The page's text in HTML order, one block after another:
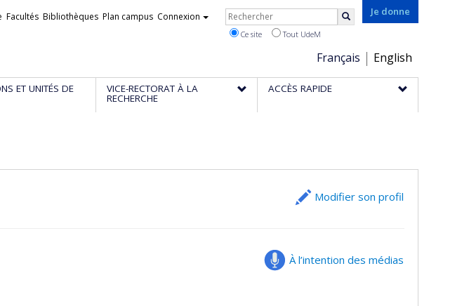
Je donne
Choix
de
la
Français English
Facultés Bibliothèques Plan campus Connexion Rechercher
Ce site Tout UdeM
ET UNITÉS DE VICE-RECTORAT À LA
RECHERCHE
ACCÈS RAPIDE
Modifier son profil
À l’intention des médias